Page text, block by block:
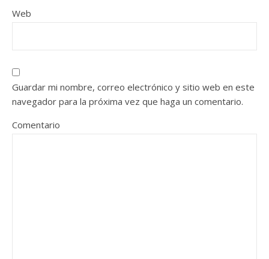
Web
Guardar mi nombre, correo electrónico y sitio web en este
navegador para la próxima vez que haga un comentario.
Comentario